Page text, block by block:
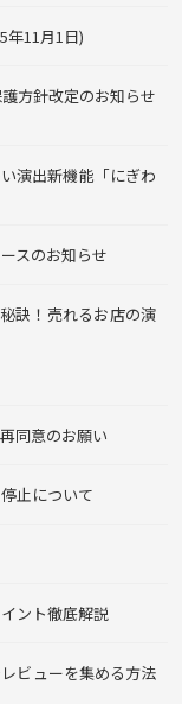
年11月1日)
方針改定のお知らせ
演出新機能「にぎわ
スのお知らせ
訣！売れるお店の演
同意のお願い
止について
ント徹底解説
ビューを集める方法